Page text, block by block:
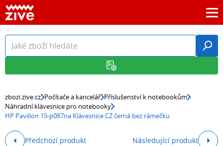
zbozi.zive.cz Počítače a kancelář Příslušenství k notebookům
Náhradní klávesnice pro notebooky
HP Pavilion 15-p087na Klávesnice CZ černá bez rámečku
Předchozí produkt Následující produkt